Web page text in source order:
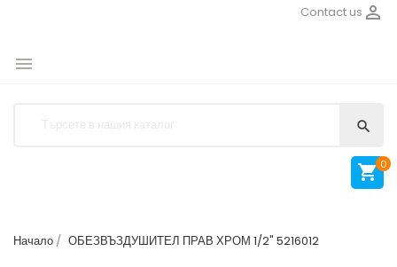

Contact us


 0
Начало ОБЕЗВЪЗДУШИТЕЛ ПРАВ ХРОМ 1/2" 5216012